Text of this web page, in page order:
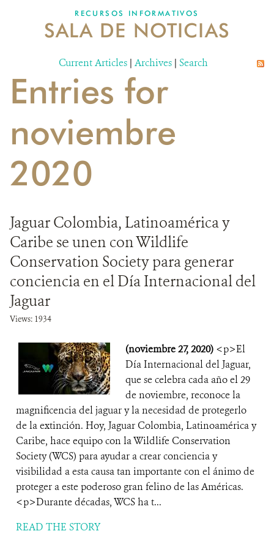
NOSOTROS
DONA
RECURSOS INFORMATIVOS
SALA DE NOTICIAS
Current Articles | Archives | Search
Entries for
noviembre
2020
Jaguar Colombia, Latinoamérica y
Caribe se unen con Wildlife
Conservation Society para generar
conciencia en el Día Internacional del
Jaguar
Views: 1934
(noviembre 27, 2020) <p>El
Día Internacional del Jaguar,
que se celebra cada año el 29
de noviembre, reconoce la
magnificencia del jaguar y la necesidad de protegerlo
de la extinción. Hoy, Jaguar Colombia, Latinoamérica y
Caribe, hace equipo con la Wildlife Conservation
Society (WCS) para ayudar a crear conciencia y
visibilidad a esta causa tan importante con el ánimo de
proteger a este poderoso gran felino de las Américas.
<p>Durante décadas, WCS ha t...
READ THE STORY